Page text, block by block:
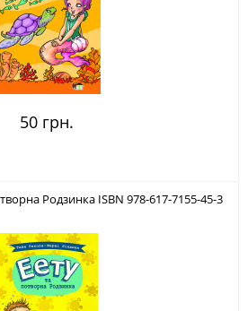
50 грн.
Родзинка ISBN 978-617-7155-45-3